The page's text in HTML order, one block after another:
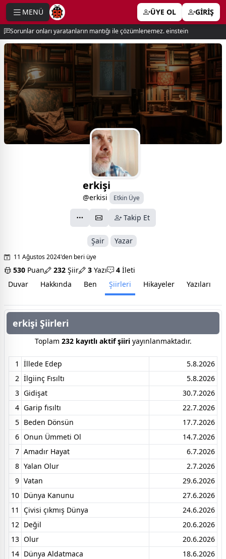
MENÜ ÜYE OL GİRİŞ
Sorunlar onları yaratanların mantığı ile çözümlenemez. einstein
erkişi
@erkisi Etkin Üye
Takip Et
Şair Yazar
11 Ağustos 2024'den beri üye
530 Puan 232 Şiir 3 Yazı 4 İleti
Duvar
Hakkında Ben Şiirleri Hikayeler Yazıları
erkişi Şiirleri
Toplam 232 kayıtlı aktif şiiriyayınlanmaktadır.
1 İllede Edep
5.8.2026
2 İlgiinç Fısıltı
5.8.2026
3 Gidişat
30.7.2026
4 Garip fısıltı
22.7.2026
5 Beden Dönsün
17.7.2026
6 Onun Ümmeti Ol
14.7.2026
7 Amadır Hayat
6.7.2026
8 Yalan Olur
2.7.2026
9 Vatan
29.6.2026
10 Dünya Kanunu
27.6.2026
11
Çivisi çıkmış Dünya
24.6.2026
12 Değil
20.6.2026
13 Olur
20.6.2026
14 Dünya Aldatmaca
18.6.2026
menu